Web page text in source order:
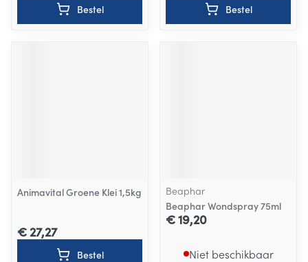
Bestel Bestel
Animavital Groene Klei 1,5kg
€ 27,27
Bestel
Beaphar
Beaphar Wondspray 75ml
€ 19,20
Niet beschikbaar